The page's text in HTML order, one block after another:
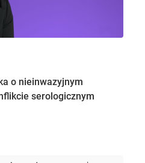
o nieinwazyjnym
serologicznym